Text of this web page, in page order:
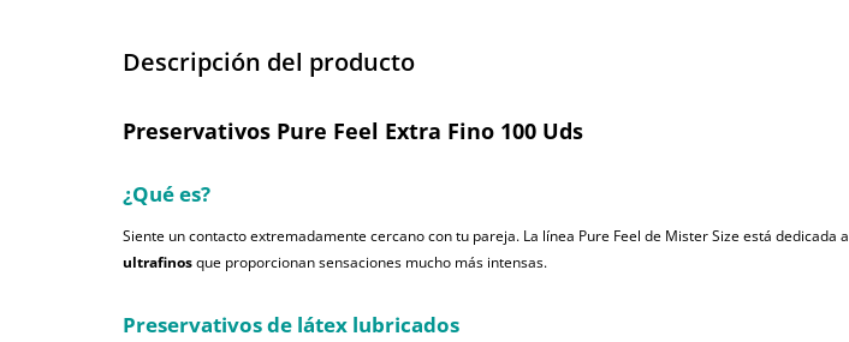
Descripción del producto
Preservativos Pure Feel Extra Fino 100 Uds
¿Qué es?
Siente un contacto extremadamente cercano con tu pareja. La línea Pure Feel de Mister Size está dedicada a
ultrafinosque proporcionan sensaciones mucho más intensas.
Preservativos de látex lubricados